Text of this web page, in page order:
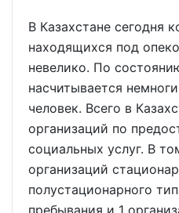
В Казахстане сегодня
находящихся под
невелико. По
насчитывается
человек. Всего в
организаций по
социальных услуг. В
организаций
полустационарного
пребывания и 1